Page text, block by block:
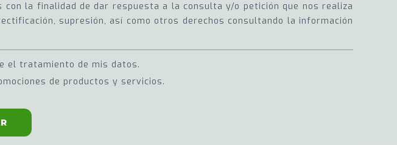
la finalidad de dar respuesta a la consulta y/o petición que nos realiza
supresión, así como otros derechos consultando la información
el tratamiento de mis datos.
de productos y servicios.